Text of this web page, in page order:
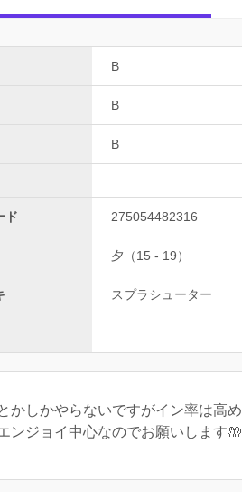
B
B
B
ド 275054482316
夕（15 - 19）
スプラシューター
かしかやらないですがイン率は高め
ンジョイ中心なのでお願いします🤲